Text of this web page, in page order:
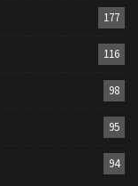
177
116
98
95
94